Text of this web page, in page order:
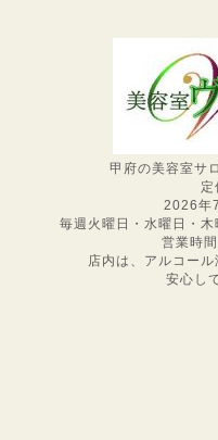
甲府の美容室サ
定
2026年
毎週火曜日・水曜日・木
営業時
店内は、アルコー
安心し